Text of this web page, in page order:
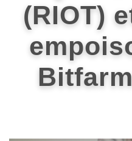
(RIOT)